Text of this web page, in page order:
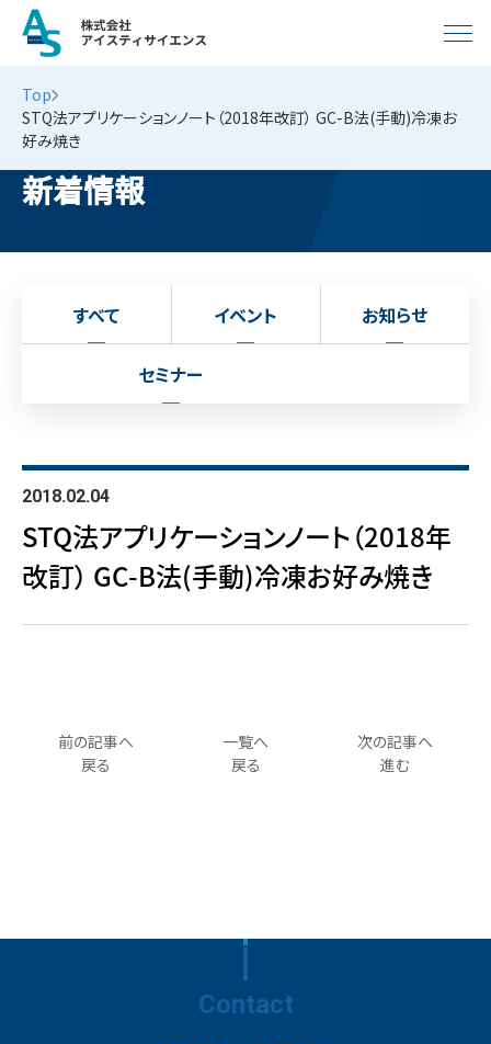
Top
STQ法アプリケーションノート（2018年改訂） GC-B法(手動)冷凍お
好み焼き
新着情報
すべて イベント お知らせ
セミナー
2018.02.04
STQ法アプリケーションノート（2018年
改訂） GC-B法(手動)冷凍お好み焼き
一覧へ
戻る
前の記事へ
戻る
次の記事へ
進む
Contact